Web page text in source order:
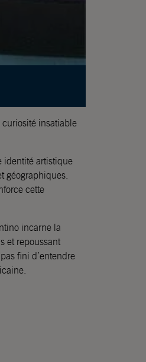
insatiable
identité artistique
géographiques.
cette
incarne la
et repoussant
fini d’entendre